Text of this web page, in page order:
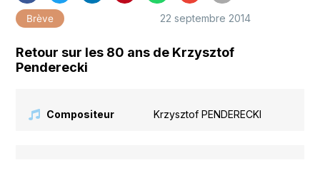
Brève 22 septembre 2014
Retour sur les 80 ans de Krzysztof
Penderecki
Compositeur Krzysztof PENDERECKI